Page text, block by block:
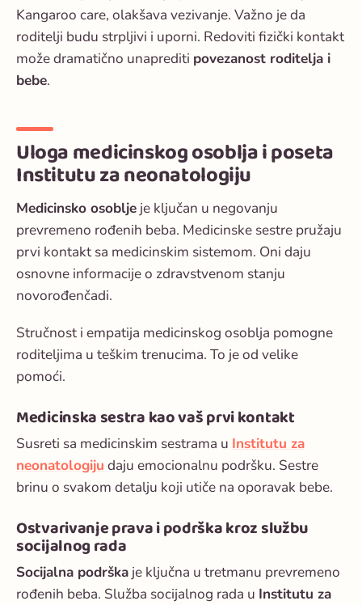
Kangaroo care, olakšava vezivanje. Važno je da
roditelji budu strpljivi i uporni. Redoviti fizički kontakt
može dramatično unaprediti povezanost roditelja i
bebe.
Uloga medicinskog osoblja i poseta
Institutu za neonatologiju
Medicinsko osoblje je ključan u negovanju
prevremeno rođenih beba. Medicinske sestre pružaju
prvi kontakt sa medicinskim sistemom. Oni daju
osnovne informacije o zdravstvenom stanju
novorođenčadi.
Stručnost i empatija medicinskog osoblja pomogne
roditeljima u teškim trenucima. To je od velike
pomoći.
Medicinska sestra kao vaš prvi kontakt
Susreti sa medicinskim sestrama u Institutu za
neonatologiju daju emocionalnu podršku. Sestre
brinu o svakom detalju koji utiče na oporavak bebe.
Ostvarivanje prava i podrška kroz službu
socijalnog rada
Socijalna podrška je ključna u tretmanu prevremeno
rođenih beba. Služba socijalnog rada u Institutu za